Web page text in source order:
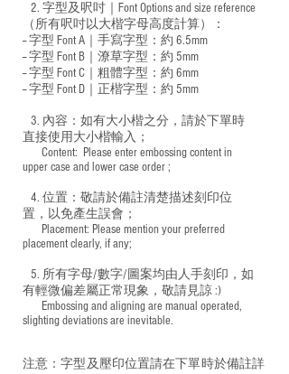
2. 字型及呎吋｜ Font Options and size reference
（所有呎吋以大楷字母高度計算）：
-- 字型 Font A｜手寫字型：約 6.5mm
-- 字型 Font B｜潦草字型： 約 5mm
-- 字型 Font C｜粗體字型：約 6mm
-- 字型 Font D｜正楷字型： 約 5mm
3. 內容：如有大小楷之分，請於下單時
直接使用大小楷輸入；
​ Content: Please enter embossing content in
upper case and lower case order ;
4. 位置：敬請於備註清楚描述刻印位
置，以免產生誤會；
​ Placement: Please mention your preferred
placement clearly, if any;
5. 所有字母/數字/圖案均由人手刻印，如
有輕微偏差屬正常現象，敬請見諒 :)
​ Embossing and aligning are manual operated,
slighting deviations are inevitable.
注意：字型及壓印位置請在下單時於備註詳